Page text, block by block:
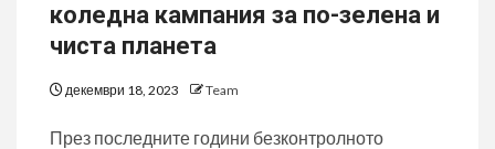
коледна кампания за по-зелена и
чиста планета
декември 18, 2023 Team
През последните години безконтролното